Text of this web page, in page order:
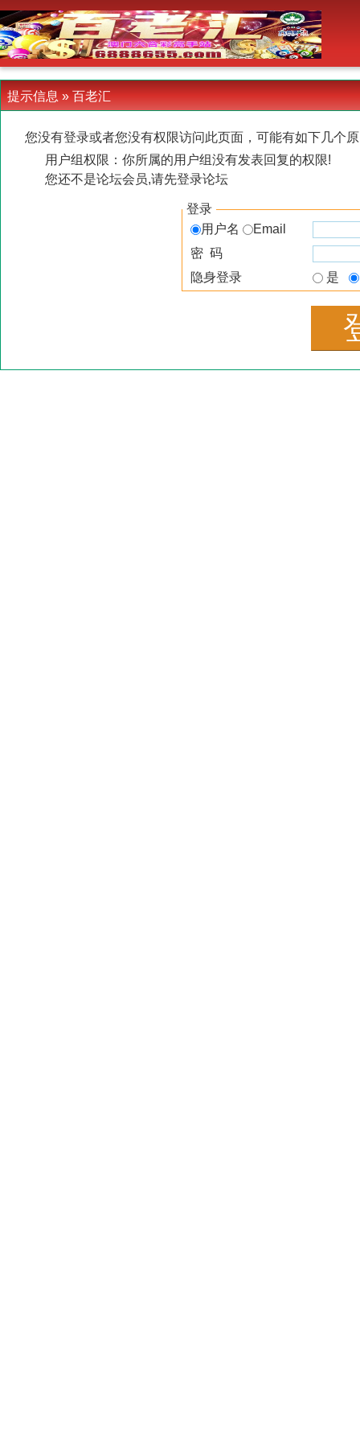
提示信息 » 百老汇
您没有登录或者您没有权限访问此页面，可能有如下几个
用户组权限：你所属的用户组没有发表回复的权限!
您还不是论坛会员,请先登录论坛
登录
用户名
Email
密 码
隐身登录
是